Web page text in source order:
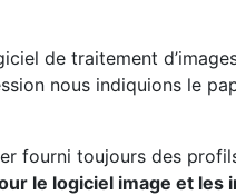
de traitement
nous indiquions le
fourni toujours des
le logiciel image et